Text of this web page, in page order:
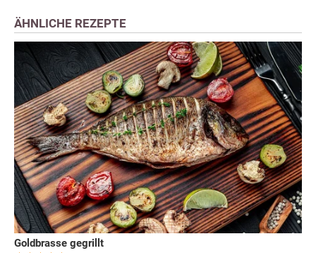
ÄHNLICHE REZEPTE
Goldbrasse gegrillt